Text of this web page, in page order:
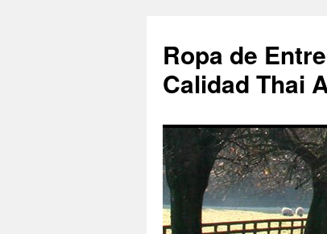
Ropa de
Calidad Thai